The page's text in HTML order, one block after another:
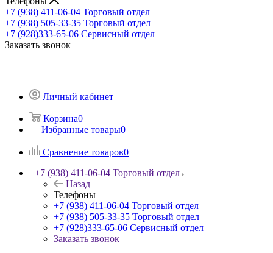
+7 (938) 411-06-04 Торговый отдел
+7 (938) 505-33-35 Торговый отдел
+7 (928)333-65-06 Сервисный отдел
Заказать звонок
Личный кабинет
Корзина0
Избранные товары0
Сравнение товаров0
+7 (938) 411-06-04 Торговый отдел
Назад
Телефоны
+7 (938) 411-06-04 Торговый отдел
+7 (938) 505-33-35 Торговый отдел
+7 (928)333-65-06 Сервисный отдел
Заказать звонок